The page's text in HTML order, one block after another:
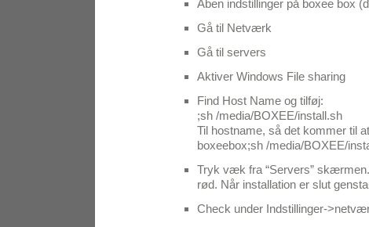
Åben indstillinger på boxee box
Gå til Netværk
Gå til servers
Aktiver Windows File sharing
Find Host Name og tilføj:
;sh /media/BOXEE/install.sh
Til hostname, så det kommer til
boxeebox;sh /media/BOXEE/
Tryk væk fra “Servers”
rød. Når installation er slut
Check under Indstillinger-